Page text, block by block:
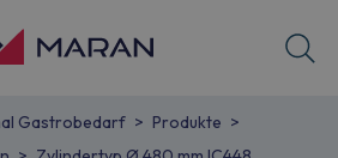
Gastrobedarf
Produkte